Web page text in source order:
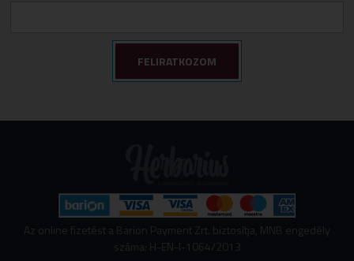
Az online fizetést a Barion Payment Zrt. biztosítja, MNB engedély
száma: H-EN-I-1064/2013